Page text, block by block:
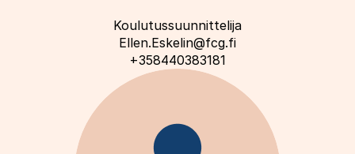
Koulutussuunnittelija
Ellen.Eskelin@fcg.fi
+358440383181